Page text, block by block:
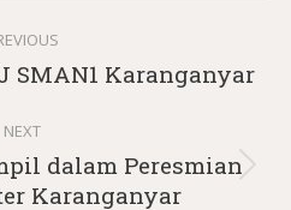
Previous
SMAN1 Karanganyar
NEXT
Nextdalam Peresmian
Karanganyar